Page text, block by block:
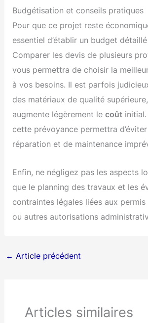
Budgétisation et conseils pratiques
Pour que ce projet reste
essentiel d’établir un budget
Comparer les devis de plusieurs
vous permettra de choisir la
à vos besoins. Il est parfois
des matériaux de qualité
augmente légèrement lecoût
cette prévoyance permettra
réparation et de maintenance
Enfin, ne négligez pas les aspects
que le planning des travaux et les
contraintes légales liées aux
ou autres autorisations
← Article précédent
Articles similaires